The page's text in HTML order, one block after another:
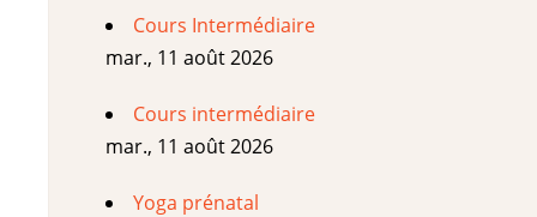
Cours Intermédiaire
mar., 11 août 2026
Cours intermédiaire
mar., 11 août 2026
Yoga prénatal